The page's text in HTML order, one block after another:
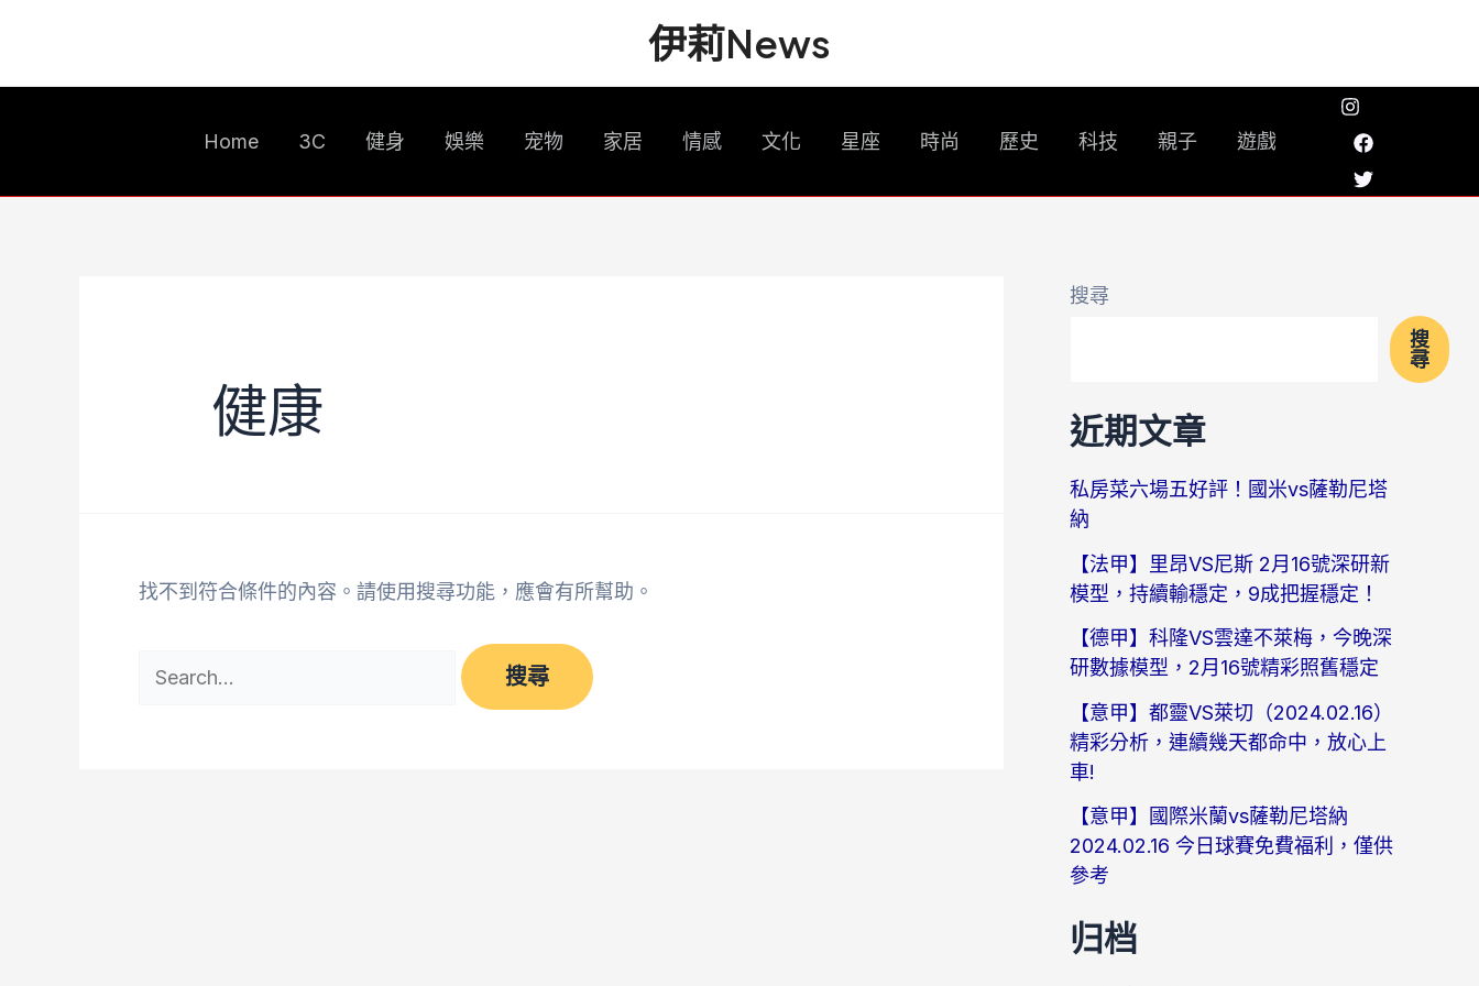
主
容
伊莉News
Home 3C 健身 娛樂 宠物 家居 情感 文化 星座 時尚 歷史 科技 親子 遊戲
健康
找不到符合條件的內容。請使用搜尋功能，應會有所幫助。
關
搜尋
搜
尋
近期文章
私房菜六場五好評！國米vs薩勒尼塔
納
【法甲】里昂VS尼斯 2月16號深研新
模型，持續輸穩定，9成把握穩定！
【德甲】科隆VS雲達不萊梅，今晚深
研數據模型，2月16號精彩照舊穩定
【意甲】都靈VS萊切（2024.02.16）
精彩分析，連續幾天都命中，放心上
車!
【意甲】國際米蘭vs薩勒尼塔納
2024.02.16 今日球賽免費福利，僅供
參考
归档